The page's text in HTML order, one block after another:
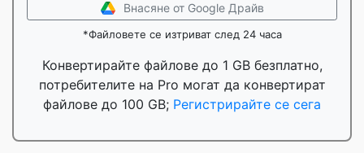
Внасяне от Google Драйв
*Файловете се изтриват след 24 часа
Конвертирайте файлове до 1 GB безплатно,
потребителите на Pro могат да конвертират
файлове до 100 GB; Регистрирайте се сега